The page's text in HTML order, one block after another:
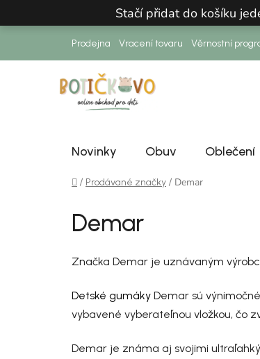
Stačí přidat do košíku
Prodejna Vracení tovaru Věrnostní
Novinky Obuv Oblečení
Domů
/ Prodávané značky / Demar
Demar
Značka Demar je uznávaným
Detské gumáky Demar sú
vybavené vyberateľnou vložkou, čo
Demar je známa aj svojimi